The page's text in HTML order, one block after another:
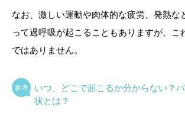
なお、激しい運動や肉体的な疲労、発熱な
って過呼吸が起こることもありますが、こ
ではありません。
いつ、どこで起こるか分からない？
状とは？